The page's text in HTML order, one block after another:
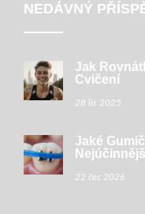
NEDÁVNÝ
Jak
Cvičení
28 lis 2025
Jaké
22 čec 2026